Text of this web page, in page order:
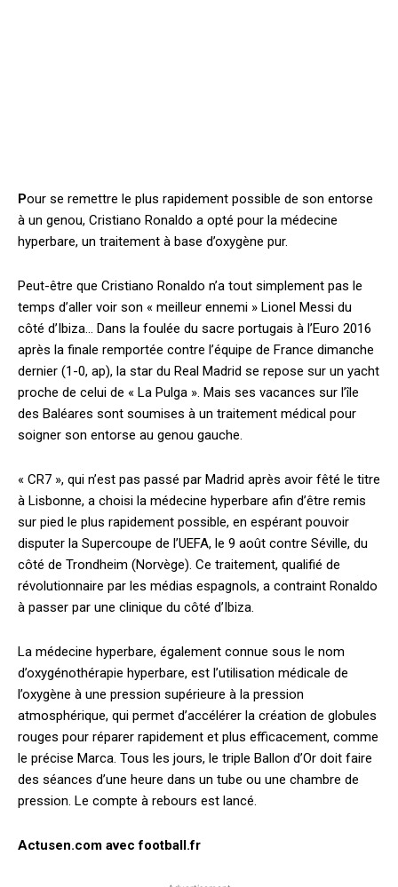
Pour se remettre le plus rapidement possible de son entorse
à un genou, Cristiano Ronaldo a opté pour la médecine
hyperbare, un traitement à base d’oxygène pur.
Peut-être que Cristiano Ronaldo n’a tout simplement pas le
temps d’aller voir son « meilleur ennemi » Lionel Messi du
côté d’Ibiza… Dans la foulée du sacre portugais à l’Euro 2016
après la finale remportée contre l’équipe de France dimanche
dernier (1-0, ap), la star du Real Madrid se repose sur un yacht
proche de celui de « La Pulga ». Mais ses vacances sur l’île
des Baléares sont soumises à un traitement médical pour
soigner son entorse au genou gauche.
« CR7 », qui n’est pas passé par Madrid après avoir fêté le titre
à Lisbonne, a choisi la médecine hyperbare afin d’être remis
sur pied le plus rapidement possible, en espérant pouvoir
disputer la Supercoupe de l’UEFA, le 9 août contre Séville, du
côté de Trondheim (Norvège). Ce traitement, qualifié de
révolutionnaire par les médias espagnols, a contraint Ronaldo
à passer par une clinique du côté d’Ibiza.
La médecine hyperbare, également connue sous le nom
d’oxygénothérapie hyperbare, est l’utilisation médicale de
l’oxygène à une pression supérieure à la pression
atmosphérique, qui permet d’accélérer la création de globules
rouges pour réparer rapidement et plus efficacement, comme
le précise Marca. Tous les jours, le triple Ballon d’Or doit faire
des séances d’une heure dans un tube ou une chambre de
pression. Le compte à rebours est lancé.
Actusen.com avec football.fr